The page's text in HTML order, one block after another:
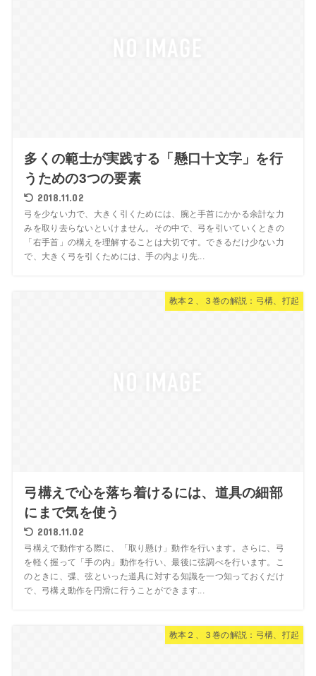
多くの範士が実践する「懸口十文字」を行
うための3つの要素
2018.11.02
弓を少ない力で、大きく引くためには、腕と手首にかかる余計な力
みを取り去らないといけません。その中で、弓を引いていくときの
「右手首」の構えを理解することは大切です。できるだけ少ない力
で、大きく弓を引くためには、手の内より先...
教本２、３巻の解説：弓構、打起
弓構えで心を落ち着けるには、道具の細部
にまで気を使う
2018.11.02
弓構えで動作する際に、「取り懸け」動作を行います。さらに、弓
を軽く握って「手の内」動作を行い、最後に弦調べを行います。こ
のときに、弽、弦といった道具に対する知識を一つ知っておくだけ
で、弓構え動作を円滑に行うことができます...
教本２、３巻の解説：弓構、打起